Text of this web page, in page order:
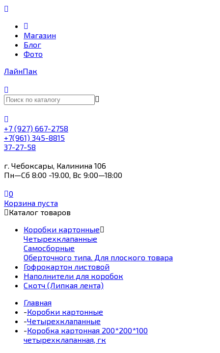
Магазин
Блог
Фото
ЛайнПак
+7 (927) 667-2758
+7(961) 345-8815
37-27-58
г. Чебоксары, Калинина 106
Пн—Сб 8:00 -19.00, Вс 9:00—18:00
0
Корзина пуста
Каталог товаров
Коробки картонные
Четырехклапанные
Самосборные
Оберточного типа. Для плоского товара
Гофрокартон листовой
Наполнители для коробок
Скотч (Липкая лента)
Главная
-Коробки картонные
-Четырехклапанные
-Коробка картонная 200*200*100
четырехклапанная, гк